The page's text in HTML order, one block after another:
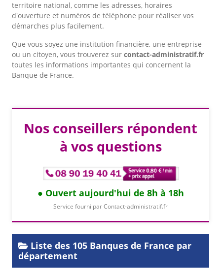
territoire national, comme les adresses, horaires
d'ouverture et numéros de téléphone pour réaliser vos
démarches plus facilement.
Que vous soyez une institution financière, une entreprise
ou un citoyen, vous trouverez sur contact-administratif.fr
toutes les informations importantes qui concernent la
Banque de France.
Nos conseillers répondent
à vos questions
Ouvert aujourd'hui de 8h à 18h
Service fourni par Contact-administratif.fr
Liste des 105 Banques de France par
département